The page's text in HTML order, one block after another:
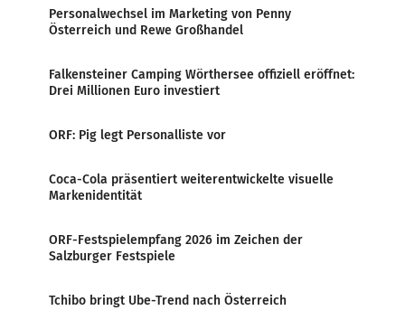
Personalwechsel im Marketing von Penny
Österreich und Rewe Großhandel
Falkensteiner Camping Wörthersee offiziell eröffnet:
Drei Millionen Euro investiert
ORF: Pig legt Personalliste vor
Coca-Cola präsentiert weiterentwickelte visuelle
Markenidentität
ORF-Festspielempfang 2026 im Zeichen der
Salzburger Festspiele
Tchibo bringt Ube-Trend nach Österreich